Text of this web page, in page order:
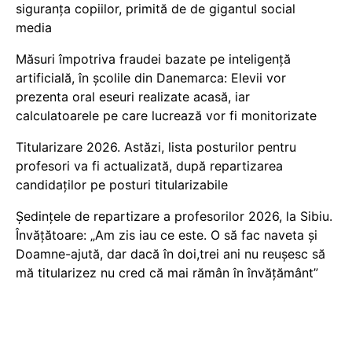
siguranța copiilor, primită de de gigantul social
media
Măsuri împotriva fraudei bazate pe inteligență
artificială, în școlile din Danemarca: Elevii vor
prezenta oral eseuri realizate acasă, iar
calculatoarele pe care lucrează vor fi monitorizate
Titularizare 2026. Astăzi, lista posturilor pentru
profesori va fi actualizată, după repartizarea
candidaților pe posturi titularizabile
Ședințele de repartizare a profesorilor 2026, la Sibiu.
Învățătoare: „Am zis iau ce este. O să fac naveta și
Doamne-ajută, dar dacă în doi,trei ani nu reușesc să
mă titularizez nu cred că mai rămân în învățământ”